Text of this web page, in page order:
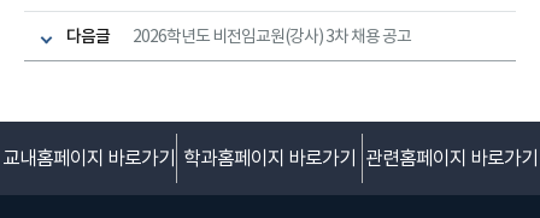
다음글 2026학년도 비전임교원(강사) 3차 채용 공고
교내홈페이지 바로가기 학과홈페이지 바로가기 관련홈페이지 바로가기